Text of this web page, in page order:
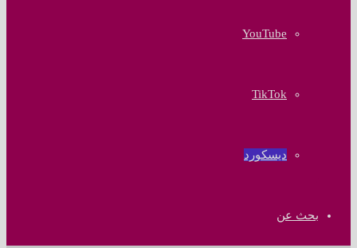
‫YouTube
‫TikTok
ديسكورد
بحث عن